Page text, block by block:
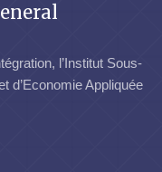
l’Institut Sous-
d’Economie Appliquée